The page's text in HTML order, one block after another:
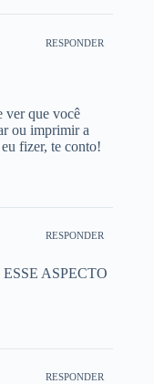
RESPONDER
ver que você
ou imprimir a
fizer, te conto!
RESPONDER
ASPECTO
RESPONDER